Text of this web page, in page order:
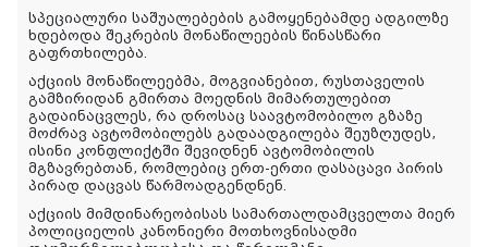
სპეციალური საშუალებების გამოყენებამდე ადგილზე
ხდებოდა შეკრების მონაწილეების წინასწარი
გაფრთხილება.
აქციის მონაწილეებმა, მოგვიანებით, რუსთაველის
გამზირიდან გმირთა მოედნის მიმართულებით
გადაინაცვლეს, რა დროსაც საავტომობილო გზაზე
მოძრავ ავტომობილებს გადაადგილება შეუზღუდეს,
ისინი კონფლიქტში შევიდნენ ავტომობილის
მგზავრებთან, რომლებიც ერთ-ერთი დასაცავი პირის
პირად დაცვას წარმოადგენდნენ.
აქციის მიმდინარეობისას სამართალდამცველთა მიერ
პოლიციელის კანონიერი მოთხოვნისადმი